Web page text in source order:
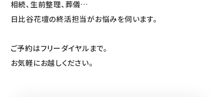
相続、生前整理、葬儀…
日比谷花壇の終活担当がお悩みを伺います。
ご予約はフリーダイヤルまで。
お気軽にお越しください。